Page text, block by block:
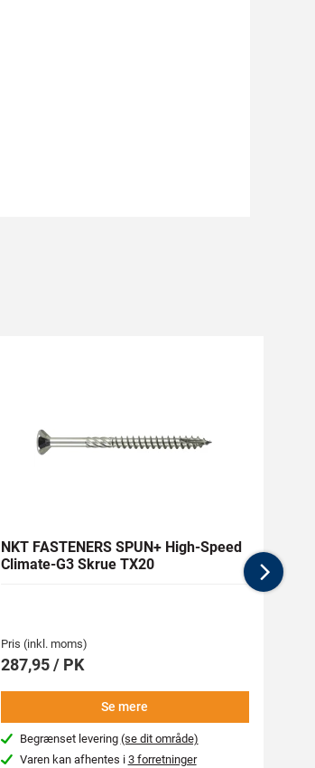
NKT FASTENERS SPUN+ High-Speed
Climate-G3 Skrue TX20
Pris (inkl. moms)
287,95 / PK
Se mere
Begrænset levering (se dit område)
Varen kan afhentes i 3 forretninger